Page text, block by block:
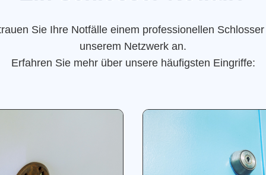
Sie Ihre Notfälle einem professionellen
unserem Netzwerk an.
Erfahren Sie mehr über unsere häufigsten Eingriffe: